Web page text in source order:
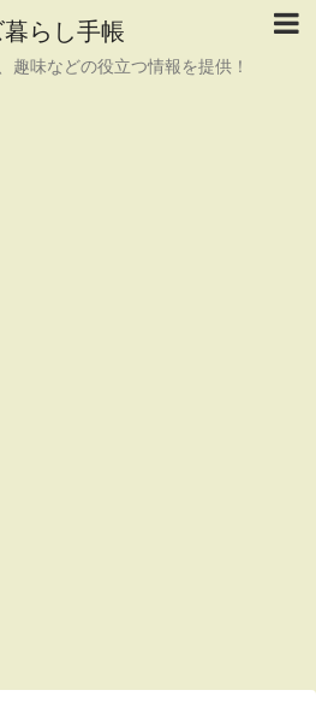
暮らし手帳
趣味などの役立つ情報を提供！